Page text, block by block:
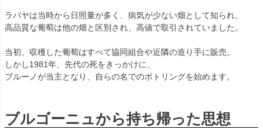
ラバヤは当時から日照量が多く、病気が少ない畑として知られ、
高品質な葡萄は他の畑と区別され、高値で取引されていました。
当初、収穫した葡萄はすべて協同組合や近隣の造り手に販売。
しかし1981年、先代の死をきっかけに、
ブルーノが当主となり、自らの名でのボトリングを始めます。
ブルゴーニュから持ち帰った思想